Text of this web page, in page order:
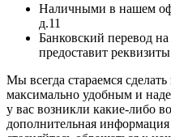
Наличными в нашем
д.11
Банковский перевод
предоставит
Мы всегда стараемся
максимально удобным и
у вас возникли какие-либо
дополнительная